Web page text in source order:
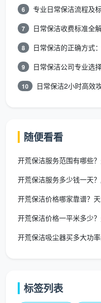
开荒后可以立即
入住吗？
后
一
厨房柜子里的标
签保护膜能去除
吗？
能
面。
量化的验收标准、自有
荒环节不再成为入住
洁，不妨把信任交给这
6
7 日常保洁收费标准全
8
9
10
随便看看
开荒保洁服务多少钱一天
标签列表